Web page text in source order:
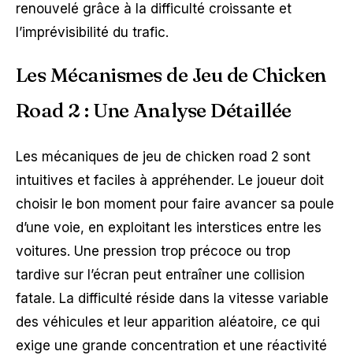
renouvelé grâce à la difficulté croissante et
l’imprévisibilité du trafic.
Les Mécanismes de Jeu de Chicken
Road 2 : Une Analyse Détaillée
Les mécaniques de jeu de chicken road 2 sont
intuitives et faciles à appréhender. Le joueur doit
choisir le bon moment pour faire avancer sa poule
d’une voie, en exploitant les interstices entre les
voitures. Une pression trop précoce ou trop
tardive sur l’écran peut entraîner une collision
fatale. La difficulté réside dans la vitesse variable
des véhicules et leur apparition aléatoire, ce qui
exige une grande concentration et une réactivité